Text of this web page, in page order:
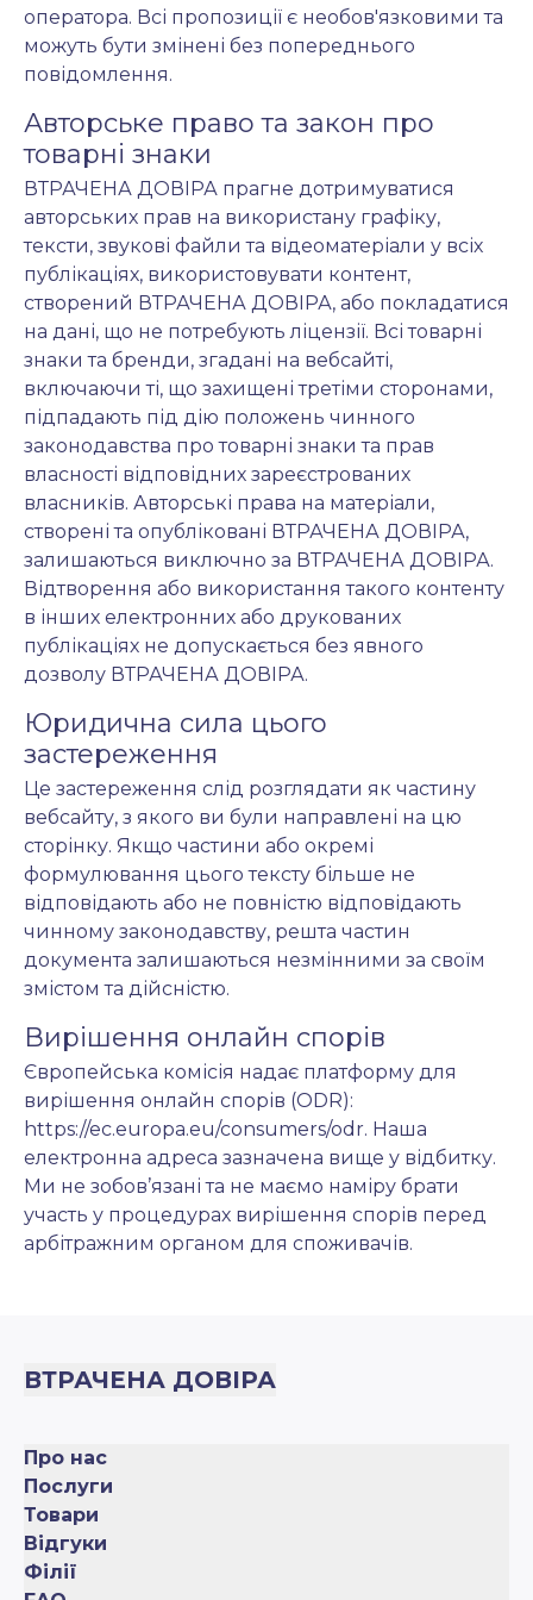
оператора. Всі пропозиції є необов'язковими та
можуть бути змінені без попереднього
повідомлення.
Авторське право та закон про
товарні знаки
ВТРАЧЕНА ДОВІРА прагне дотримуватися
авторських прав на використану графіку,
тексти, звукові файли та відеоматеріали у всіх
публікаціях, використовувати контент,
створений ВТРАЧЕНА ДОВІРА, або покладатися
на дані, що не потребують ліцензії. Всі товарні
знаки та бренди, згадані на вебсайті,
включаючи ті, що захищені третіми сторонами,
підпадають під дію положень чинного
законодавства про товарні знаки та прав
власності відповідних зареєстрованих
власників. Авторські права на матеріали,
створені та опубліковані ВТРАЧЕНА ДОВІРА,
залишаються виключно за ВТРАЧЕНА ДОВІРА.
Відтворення або використання такого контенту
в інших електронних або друкованих
публікаціях не допускається без явного
дозволу ВТРАЧЕНА ДОВІРА.
Юридична сила цього
застереження
Це застереження слід розглядати як частину
вебсайту, з якого ви були направлені на цю
сторінку. Якщо частини або окремі
формулювання цього тексту більше не
відповідають або не повністю відповідають
чинному законодавству, решта частин
документа залишаються незмінними за своїм
змістом та дійсністю.
Вирішення онлайн спорів
Європейська комісія надає платформу для
вирішення онлайн спорів (ODR):
https://ec.europa.eu/consumers/odr. Наша
електронна адреса зазначена вище у відбитку.
Ми не зобов’язані та не маємо наміру брати
участь у процедурах вирішення спорів перед
арбітражним органом для споживачів.
ВТРАЧЕНА ДОВІРА
Про нас
Послуги
Товари
Відгуки
Філії